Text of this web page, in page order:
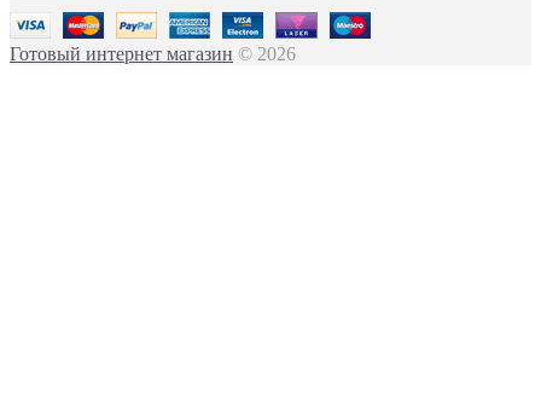
Готовый интернет магазин © 2026